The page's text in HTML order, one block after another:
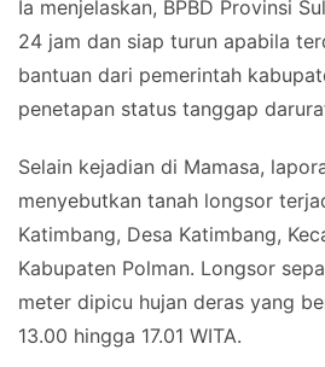
Ia menjelaskan, BPBD Provinsi
24 jam dan siap turun apabila
bantuan dari pemerintah
penetapan status tanggap
Selain kejadian di Mamasa,
menyebutkan tanah longsor
Katimbang, Desa Katimbang,
Kabupaten Polman. Longsor
meter dipicu hujan deras yang
13.00 hingga 17.01 WITA.